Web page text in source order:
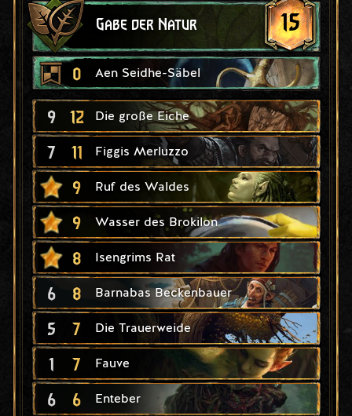
Gabe der Natur 15
0 Aen Seidhe-Säbel
9 12 Die große Eiche
7 11 Figgis Merluzzo
9 Ruf des Waldes
9 Wasser des Brokilon
8 Isengrims Rat
6 8 Barnabas Beckenbauer
5 7 Die Trauerweide
1 7 Fauve
6 6 Enteber